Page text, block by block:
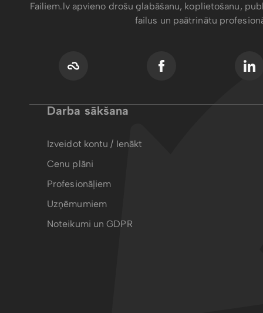
Failiem.lv apvieno drošu glabāšanu, koplietošanu,
failus un paātrinātu
Darba sākšana
Izveidot kontu / Ienākt
Cenu plāni
Profesionāļiem
Uzņēmumiem
Noteikumi un GDPR